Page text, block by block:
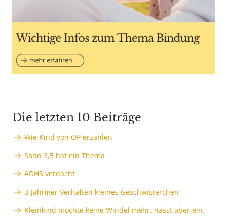
Die letzten 10 Beiträge
Wie Kind von OP erzählen
Sohn 3,5 hat ein Thema
ADHS verdacht
3-Jähriger Verhalten kleines Geschwisterchen
Kleinkind möchte keine Windel mehr, nässt aber ein.